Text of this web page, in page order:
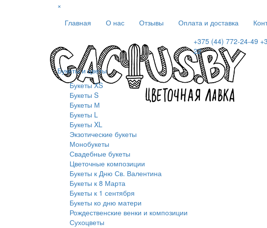
×
Главная
О нас Отзывы Оплата и доставка
+375 (44) 772-24-49
22
Букеты и цветы
Букеты XS
Букеты S
Букеты М
Букеты L
Букеты XL
Экзотические букеты
Монобукеты
Свадебные букеты
Цветочные композиции
Букеты к Дню Св. Валентина
Букеты к 8 Марта
Букеты к 1 сентября
Букеты ко дню матери
Рождественские венки и композиции
Сухоцветы